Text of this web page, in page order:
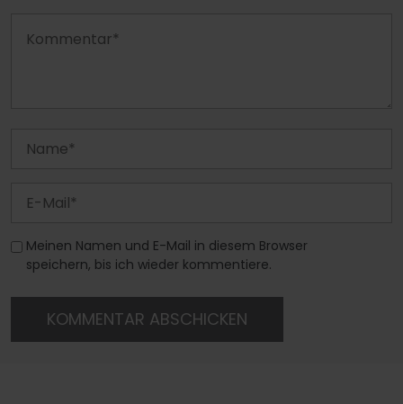
Meinen Namen und E-Mail in diesem Browser
speichern, bis ich wieder kommentiere.
KOMMENTAR ABSCHICKEN